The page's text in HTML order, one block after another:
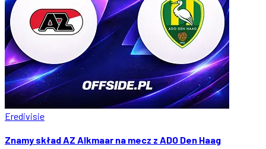
Eredivisie
Znamy skład AZ Alkmaar na mecz z ADO Den Haag